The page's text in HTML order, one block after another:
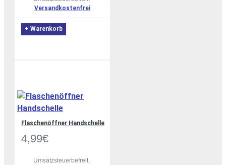
Versandkostenfrei
+ Warenkorb
Flaschenöffner Handschelle
4,99€
Umsatzsteuerbefreit,